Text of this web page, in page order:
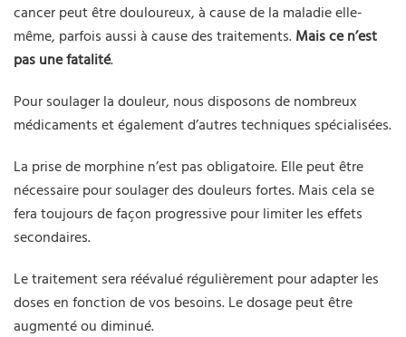
cancer peut être douloureux, à cause de la maladie elle-
même, parfois aussi à cause des traitements. Mais ce n’est
pas une fatalité.
Pour soulager la douleur, nous disposons de nombreux
médicaments et également d’autres techniques spécialisées.
La prise de morphine n’est pas obligatoire. Elle peut être
nécessaire pour soulager des douleurs fortes. Mais cela se
fera toujours de façon progressive pour limiter les effets
secondaires.
Le traitement sera réévalué régulièrement pour adapter les
doses en fonction de vos besoins. Le dosage peut être
augmenté ou diminué.